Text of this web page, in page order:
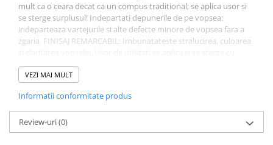
mult ca o ceara decat ca un compus traditional; se aplica usor si
se sterge surplusul! Indepartati depunerile de pe vopsea:
indeparteaza vartejurile si alte defecte minore de vopsea fara a
zgaria. FINISAJ REMARCABIL: Imbunatateste stralucirea, culoarea
usurinta surplusul. CHIMIE AVANSATA: Contine protectie
ceramica hibrida SiO2 sofisticata.
VEZI MAI MULT
Informatii conformitate produs
Review-uri(0)